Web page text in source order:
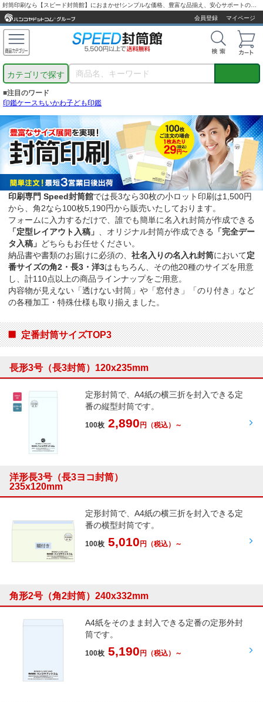
会員登録
マイページ
カテゴリで探す
■注目のワード
印鑑ケースちいかわ子ども印鑑
印刷専門 Speed封筒館では長3なら30枚の小ロット印刷は1,500円
から、角2なら100枚5,190円から販売いたしております。
フォームに入力するだけで、誰でも簡単に名入れ封筒が作成できる
「定型レイアウト入稿」 、オリジナル封筒が作成できる
「完全デー
タ入稿」 どちらもお任せください。
納品書や書類のお届けに必須の、 社名入りの名入れ封筒において定
番サイズの角2・長3・洋3はもちろん、その他20種のサイズを用意
し、計110点以上の商品ラインナップをご用意。
内容物が見えない「透けない封筒」や「窓付き」「のり付き」など
の各種加工・特殊仕様も取り揃えました。
定番封筒サイズTOP3
長形3号（長3封筒）120x235mm
定形封筒で、A4紙の横三折を封入できる定
番の縦型封筒です。
100枚 2,890 円 （税込）～
洋形長3号（長3ヨコ封筒）
235x120mm
定形封筒で、A4紙の横三折を封入できる定
番の横型封筒です。
100枚 5,010円 （税込）～
角形2号（角2封筒）240x332mm
A4紙をそのまま封入できる定番の定形外封
筒です。
100枚 5,190円 （税込）～